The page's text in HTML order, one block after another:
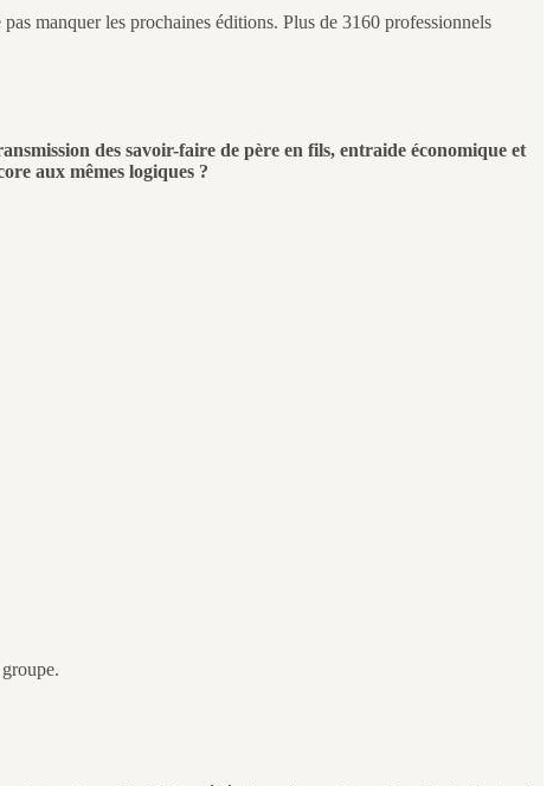
manquer les prochaines éditions. Plus de 3160 professionnels
des savoir-faire de père en fils, entraide économique et
aux mêmes logiques ?